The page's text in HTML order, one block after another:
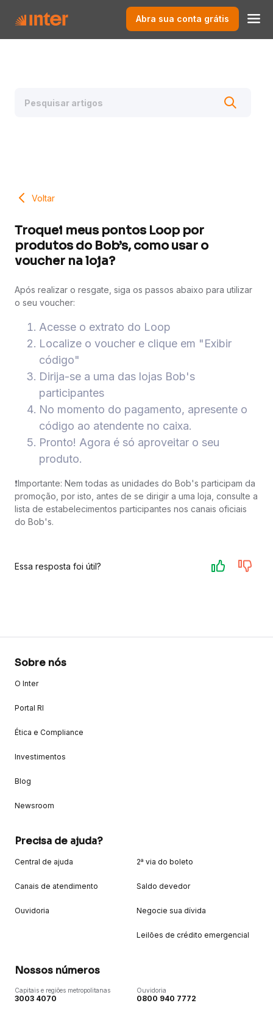
Abra sua conta grátis
Voltar
Troquei meus pontos Loop por
produtos do Bob’s, como usar o
voucher na loja?
Após realizar o resgate, siga os passos abaixo para utilizar
o seu voucher:
Acesse o extrato do Loop
Localize o voucher e clique em "Exibir
código"
Dirija-se a uma das lojas Bob's
participantes
No momento do pagamento, apresente o
código ao atendente no caixa.
Pronto! Agora é só aproveitar o seu
produto.
❗Importante: Nem todas as unidades do Bob's participam da
promoção, por isto, antes de se dirigir a uma loja, consulte a
lista de estabelecimentos participantes nos canais oficiais
do Bob's.
Essa resposta foi útil?
Sobre nós
O Inter
Portal RI
Ética e Compliance
Investimentos
Blog
Newsroom
Precisa de ajuda?
Central de ajuda
Canais de atendimento
Ouvidoria
2ª via do boleto
Saldo devedor
Negocie sua dívida
Leilões de crédito emergencial
Nossos números
Capitais e regiões metropolitanas
3003 4070
Ouvidoria
0800 940 7772